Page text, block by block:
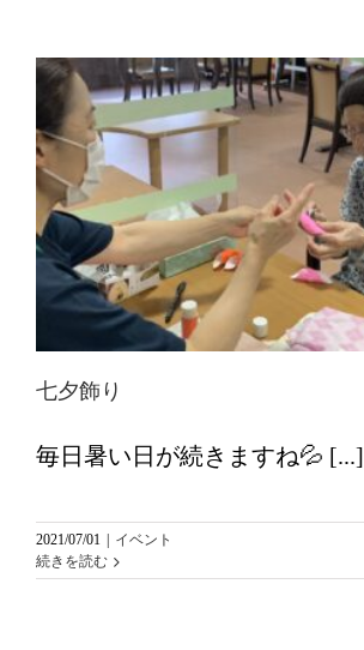
七夕飾り
毎日暑い日が続きますね💦 [...]
2021/07/01 | イベント
続きを読む